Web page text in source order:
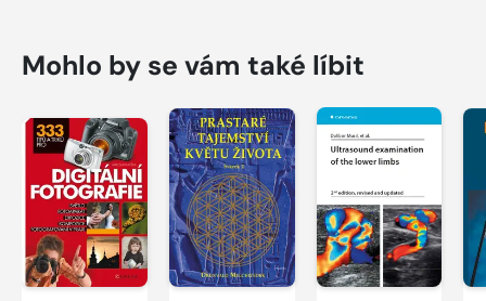
Mohlo by se vám také líbit